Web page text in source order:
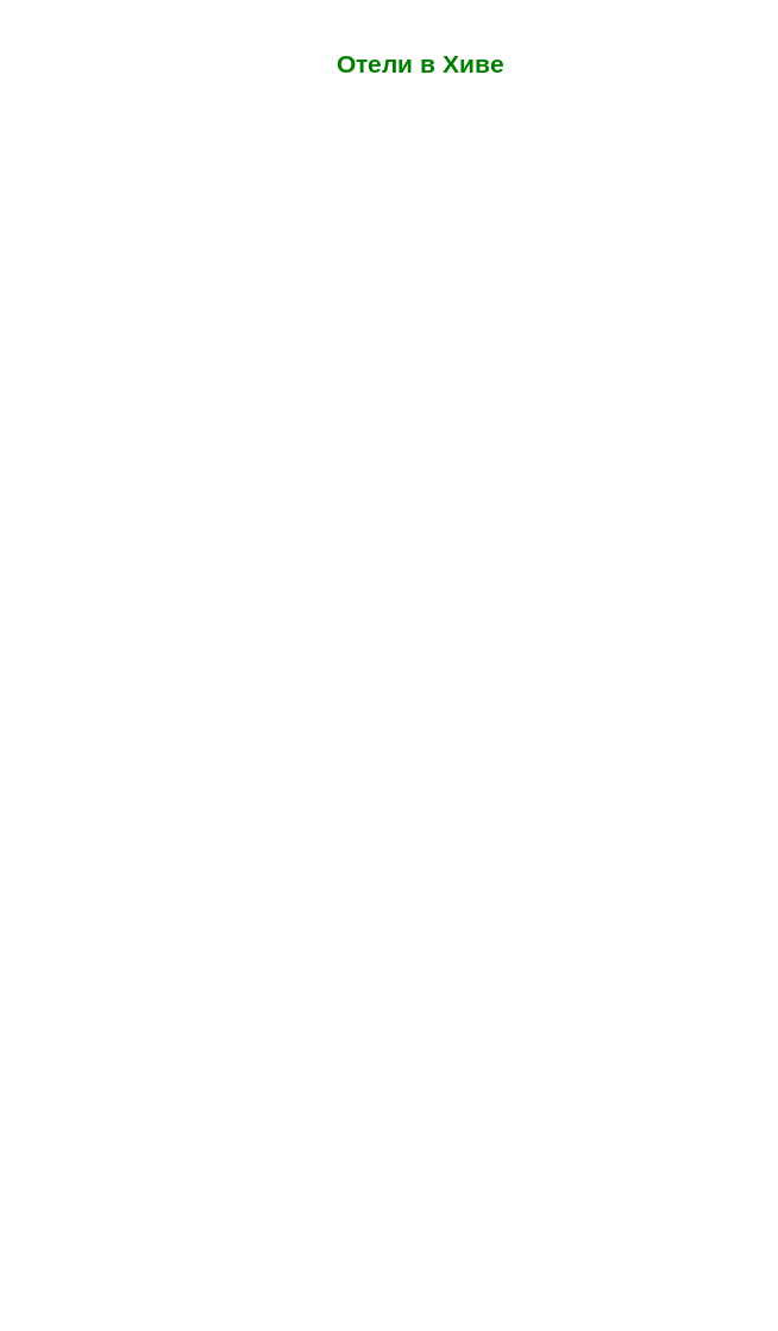
Отели в Хиве